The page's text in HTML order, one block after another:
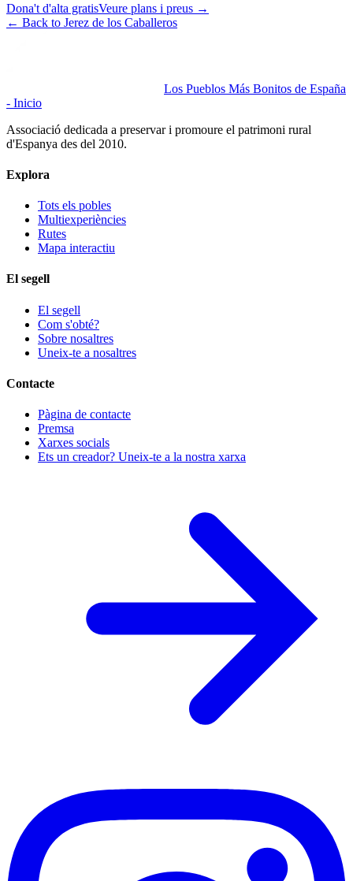
Dona't d'alta gratisVeure plans i preus →
← Back to Jerez de los Caballeros
Los Pueblos Más Bonitos de España
- Inicio
Associació dedicada a preservar i promoure el patrimoni rural
d'Espanya des del 2010.
Explora
Tots els pobles
Multiexperiències
Rutes
Mapa interactiu
El segell
El segell
Com s'obté?
Sobre nosaltres
Uneix-te a nosaltres
Contacte
Pàgina de contacte
Premsa
Xarxes socials
Ets un creador? Uneix-te a la nostra xarxa